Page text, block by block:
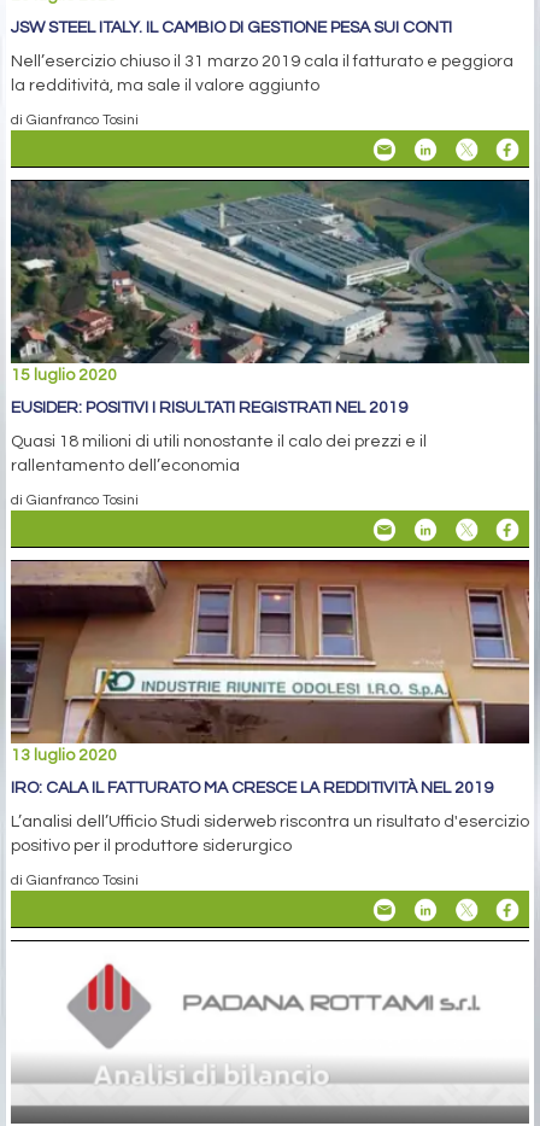
JSW STEEL ITALY. IL CAMBIO DI GESTIONE PESA SUI CONTI
Nell’esercizio chiuso il 31 marzo 2019 cala il fatturato e peggiora
la redditività, ma sale il valore aggiunto
di Gianfranco Tosini
15 luglio 2020
EUSIDER: POSITIVI I RISULTATI REGISTRATI NEL 2019
Quasi 18 milioni di utili nonostante il calo dei prezzi e il
rallentamento dell’economia
di Gianfranco Tosini
13 luglio 2020
IRO: CALA IL FATTURATO MA CRESCE LA REDDITIVITÀ NEL 2019
L’analisi dell’Ufficio Studi siderweb riscontra un risultato d'esercizio
positivo per il produttore siderurgico
di Gianfranco Tosini